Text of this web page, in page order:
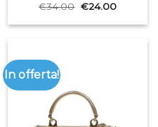
€34.00 €24.00
In offerta!